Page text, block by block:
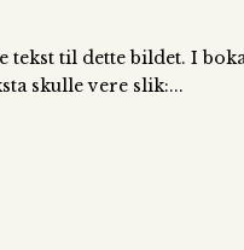
tekst til dette bildet. I
skulle vere slik:...